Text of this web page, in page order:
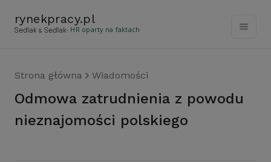
rynekpracy.pl
- HR oparty na faktach
Strona główna Wiadomości
Odmowa zatrudnienia z powodu
nieznajomości polskiego